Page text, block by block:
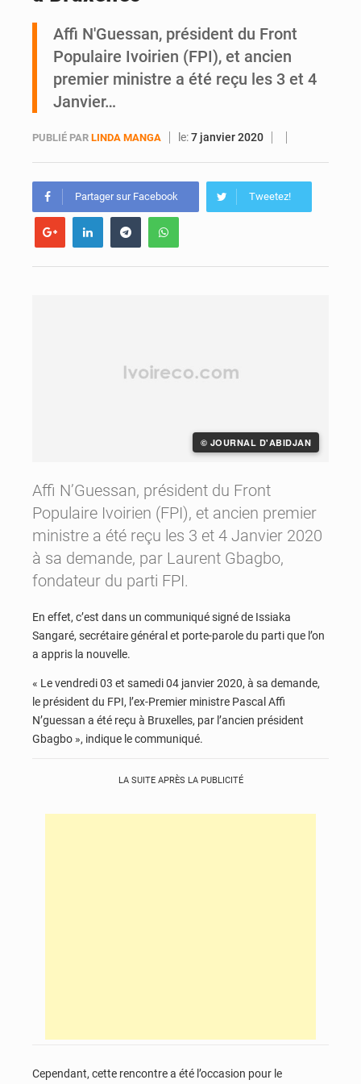
Daloa : décès du colonel Karim Traoré, commandant de la Section de recherches de la gendarmerie après une activité sportive
Affi N'Guessan, président du Front
Populaire Ivoirien (FPI), et ancien
premier ministre a été reçu les 3 et 4
Janvier…
PUBLIÉ PAR LINDA MANGA le:7 janvier 2020
Partager sur Facebook Tweetez!
© JOURNAL D'ABIDJAN
Affi N’Guessan, président du Front
Populaire Ivoirien (FPI), et ancien premier
ministre a été reçu les 3 et 4 Janvier 2020
à sa demande, par Laurent Gbagbo,
fondateur du parti FPI.
En effet, c’est dans un communiqué signé de Issiaka
Sangaré, secrétaire général et porte-parole du parti que l’on
a appris la nouvelle.
« Le vendredi 03 et samedi 04 janvier 2020, à sa demande,
le président du FPI, l’ex-Premier ministre Pascal Affi
N’guessan a été reçu à Bruxelles, par l’ancien président
Gbagbo », indique le communiqué.
LA SUITE APRÈS LA PUBLICITÉ
Cependant, cette rencontre a été l’occasion pour le